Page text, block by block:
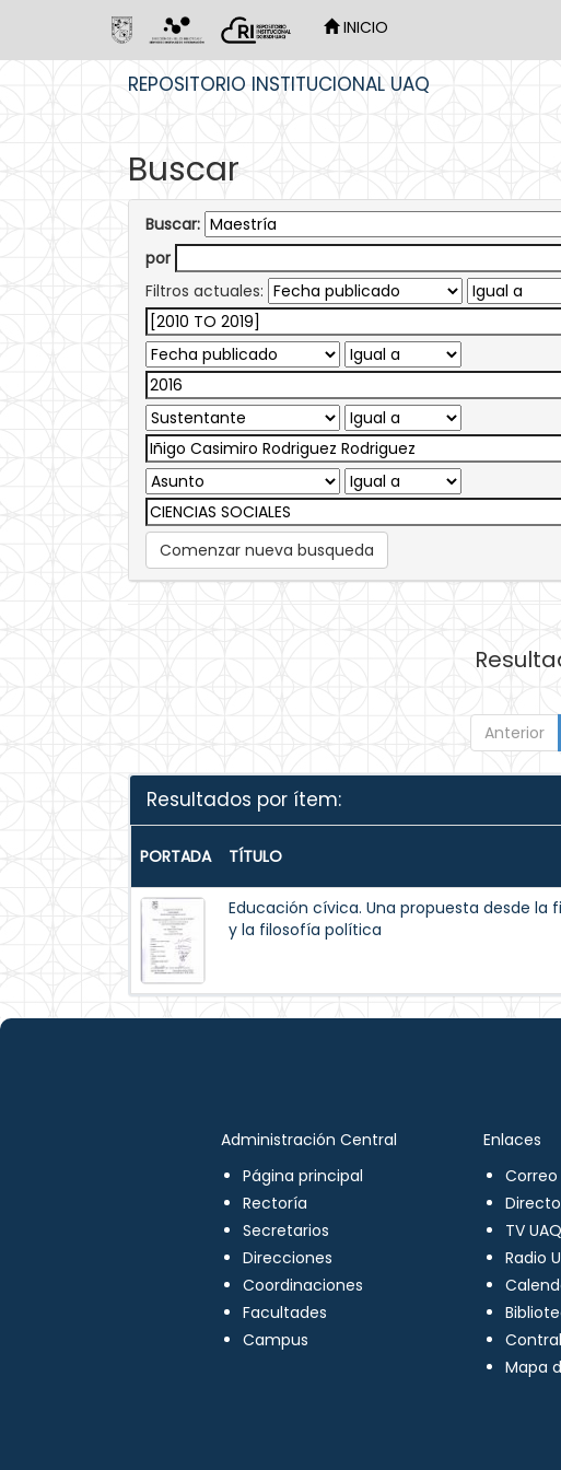
INICIO
REPOSITORIO INSTITUCIONAL UAQ
Buscar
Buscar:
por
Filtros actuales:
Comenzar nueva busqueda
Anterior
Resultados por ítem:
PORTADA TÍTULO
Educación cívica. Una propuesta desde la
y la filosofía política
Administración Central
Página principal
Rectoría
Secretarios
Direcciones
Coordinaciones
Facultades
Campus
Enlaces
Correo
TV UAQ
Radio
Mapa